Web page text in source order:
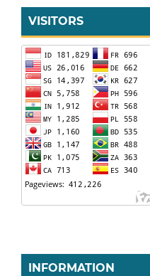
VISITORS
INFORMATION